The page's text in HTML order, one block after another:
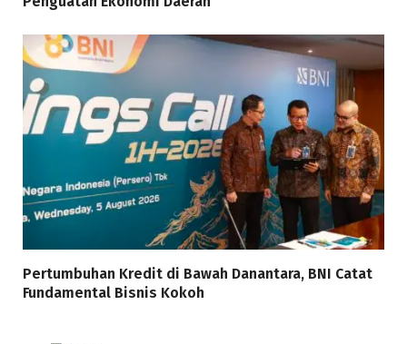
Pertumbuhan Kredit di Bawah Danantara, BNI Catat
Fundamental Bisnis Kokoh